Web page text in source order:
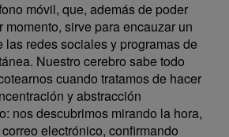
móvil, que, además de poder
sirve para encauzar un
las redes sociales y programas de
Nuestro cerebro sabe todo
cuando tratamos de hacer
y abstracción
nos descubrimos mirando la hora,
electrónico, confirmando